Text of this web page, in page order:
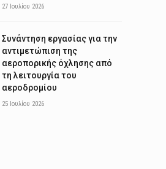
27 Ιουλίου 2026
Συνάντηση εργασίας για την
αντιμετώπιση της
αεροπορικής όχλησης από
τη λειτουργία του
αεροδρομίου
25 Ιουλίου 2026